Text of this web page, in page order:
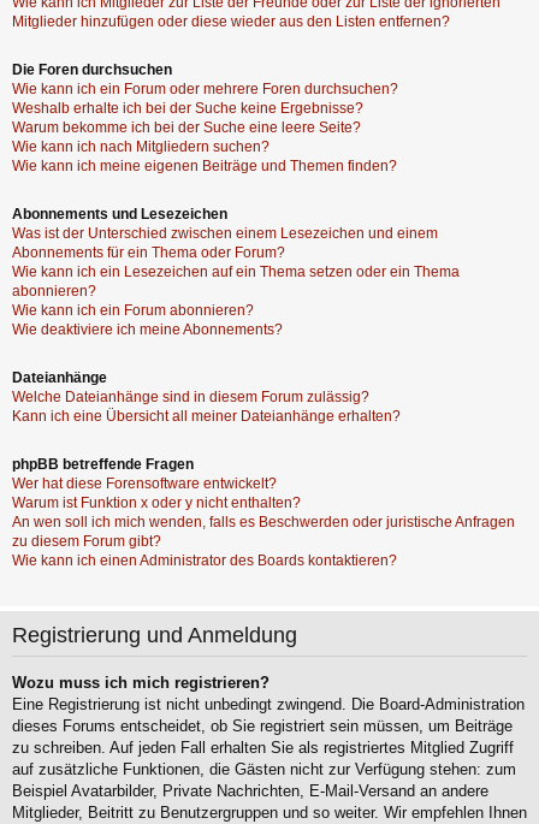
Mitglieder hinzufügen oder diese wieder aus den Listen entfernen?
Die Foren durchsuchen
Wie kann ich ein Forum oder mehrere Foren durchsuchen?
Weshalb erhalte ich bei der Suche keine Ergebnisse?
Warum bekomme ich bei der Suche eine leere Seite?
Wie kann ich nach Mitgliedern suchen?
Wie kann ich meine eigenen Beiträge und Themen finden?
Abonnements und Lesezeichen
Was ist der Unterschied zwischen einem Lesezeichen und einem
Abonnements für ein Thema oder Forum?
Wie kann ich ein Lesezeichen auf ein Thema setzen oder ein Thema
abonnieren?
Wie kann ich ein Forum abonnieren?
Wie deaktiviere ich meine Abonnements?
Dateianhänge
Welche Dateianhänge sind in diesem Forum zulässig?
Kann ich eine Übersicht all meiner Dateianhänge erhalten?
phpBB betreffende Fragen
Wer hat diese Forensoftware entwickelt?
Warum ist Funktion x oder y nicht enthalten?
An wen soll ich mich wenden, falls es Beschwerden oder juristische Anfragen
zu diesem Forum gibt?
Wie kann ich einen Administrator des Boards kontaktieren?
Registrierung und Anmeldung
Wozu muss ich mich registrieren?
Eine Registrierung ist nicht unbedingt zwingend. Die Board-Administration
dieses Forums entscheidet, ob Sie registriert sein müssen, um Beiträge
zu schreiben. Auf jeden Fall erhalten Sie als registriertes Mitglied Zugriff
auf zusätzliche Funktionen, die Gästen nicht zur Verfügung stehen: zum
Beispiel Avatarbilder, Private Nachrichten, E-Mail-Versand an andere
Mitglieder, Beitritt zu Benutzergruppen und so weiter. Wir empfehlen Ihnen